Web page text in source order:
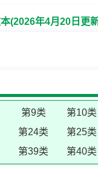
(2026年4月20日更
第9类 第10类
第24类 第25类
第39类 第40类